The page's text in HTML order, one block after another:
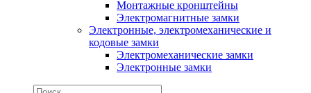
Монтажные кронштейны
Электромагнитные замки
Электронные, электромеханические и
кодовые замки
Электромеханические замки
Электронные замки